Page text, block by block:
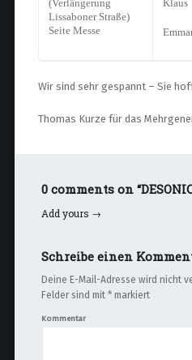
(Verlängerung
Lissaboner Straße)
Seite Messe
Klaus
Wir sind sehr gespannt – Sie
Thomas Kurze für das
0 comments on “
Add yours →
Schreibe einen
Deine E-Mail-Adresse wird nicht
Felder sind mit *markiert
Kommentar